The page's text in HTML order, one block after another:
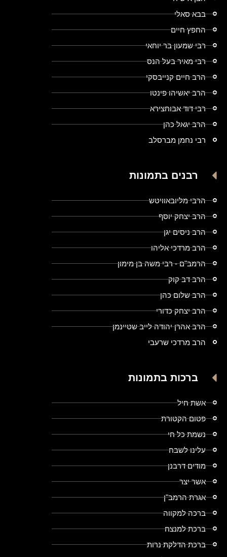
בבא סאלי
החפץ חיים
רבי שמעון בר יוחאי
רבי מאיר בעל הנס
הרב חיים קנייבסקי
הרב יאשיהו פינטו
רבי דוד אבוחצירא
הרב יגאל כהן
רבי נחמן מברסלב
רבנים בתמונות
הרבי מליובאוויטש
הרב יצחק יוסף
הרב ניסים יגן
הרב מרדכי אליהו
הרמב"ם - רבי משה בן מימון
הרב דב קוק
הרב שלום כהן
הרב יצחק כדורי
הרב אהרן יהודה לייב שטיינמן
הרב מרדכי שרעבי
ברכות בתמונות
אשת חיל
פטום הקטורת
נשמת כל חי
עלינו לשבח
מודים דרבנן
אשר יצר
אגרת הרמב"ן
ברכה למקווה
ברכת למנצח
ברכת הדלקת נרות